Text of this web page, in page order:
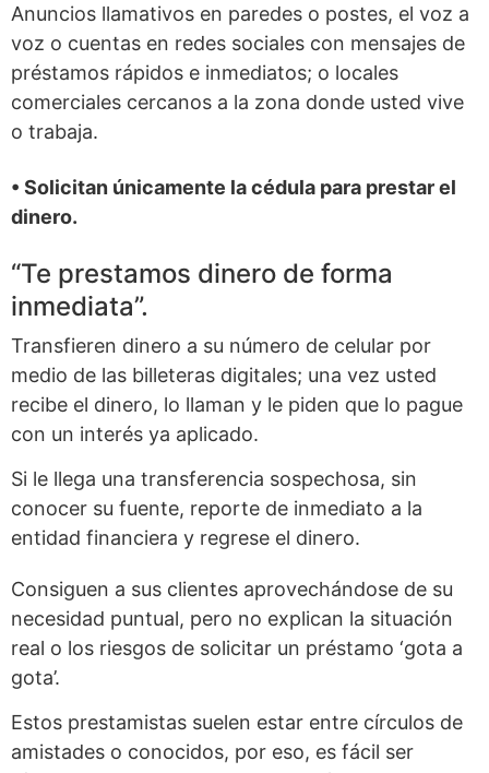
Anuncios llamativos en paredes o postes, el voz a
voz o cuentas en redes sociales con mensajes de
préstamos rápidos e inmediatos; o locales
comerciales cercanos a la zona donde usted vive
o trabaja.
• Solicitan únicamente la cédula para prestar el
dinero.
“Te prestamos dinero de forma
inmediata”.
Transfieren dinero a su número de celular por
medio de las billeteras digitales; una vez usted
recibe el dinero, lo llaman y le piden que lo pague
con un interés ya aplicado.
Si le llega una transferencia sospechosa, sin
conocer su fuente, reporte de inmediato a la
entidad financiera y regrese el dinero.
Consiguen a sus clientes aprovechándose de su
necesidad puntual, pero no explican la situación
real o los riesgos de solicitar un préstamo ‘gota a
gota’.
Estos prestamistas suelen estar entre círculos de
amistades o conocidos, por eso, es fácil ser